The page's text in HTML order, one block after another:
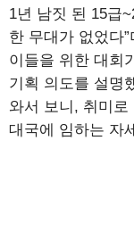
1년 남짓 된 15급
한 무대가 없었다
이들을 위한 대회
기획 의도를 설명
와서 보니, 취미로
대국에 임하는 자